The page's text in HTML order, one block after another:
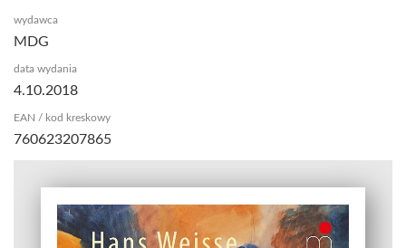
wydawca
MDG
data wydania
4.10.2018
EAN / kod kreskowy
760623207865